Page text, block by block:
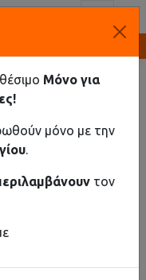
ΔΙΆΦΟΡΑ
Μόνο για
μόνο με την
.
τον